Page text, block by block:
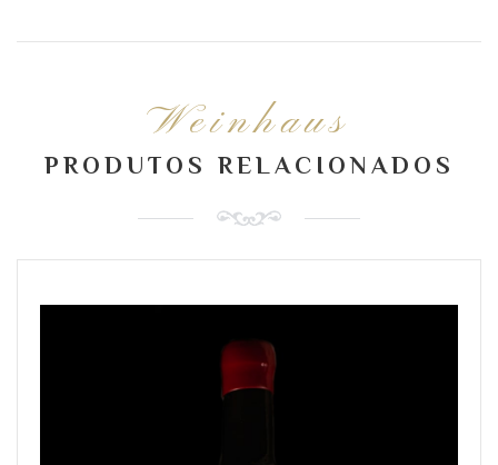
Weinhaus
PRODUTOS RELACIONADOS